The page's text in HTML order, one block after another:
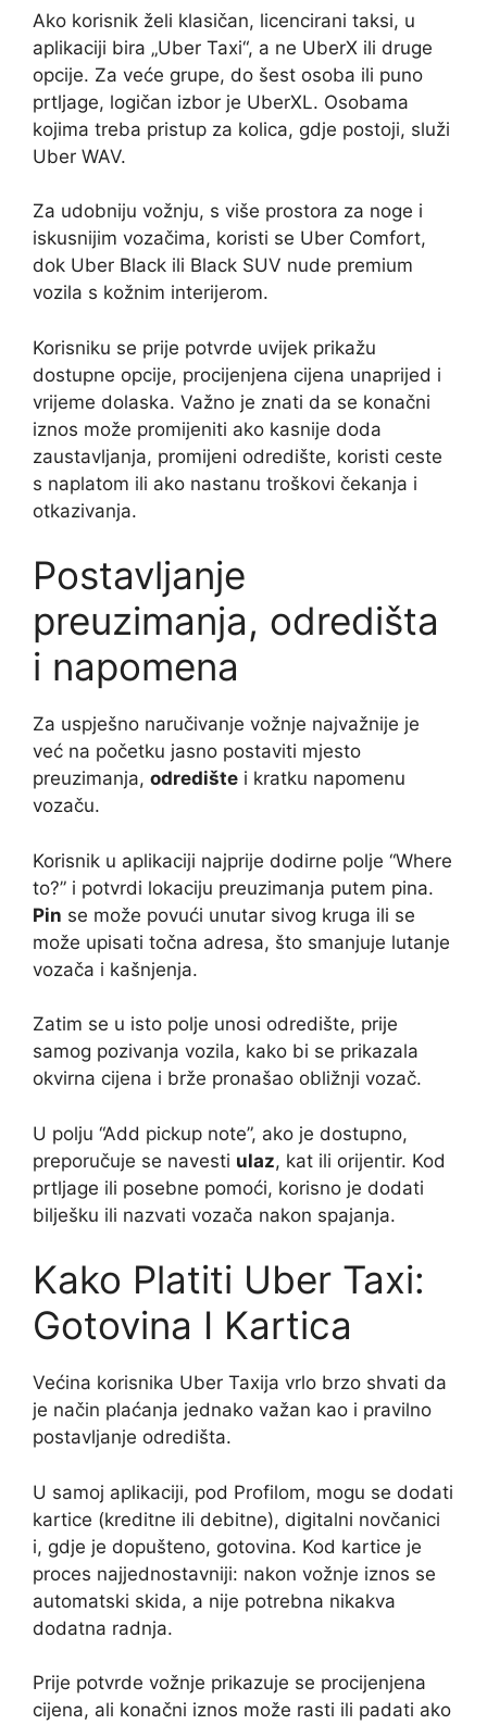
Ako korisnik želi klasičan, licencirani taksi, u
aplikaciji bira „Uber Taxi“, a ne UberX ili druge
opcije. Za veće grupe, do šest osoba ili puno
prtljage, logičan izbor je UberXL. Osobama
kojima treba pristup za kolica, gdje postoji, služi
Uber WAV.
Za udobniju vožnju, s više prostora za noge i
iskusnijim vozačima, koristi se Uber Comfort,
dok Uber Black ili Black SUV nude premium
vozila s kožnim interijerom.
Korisniku se prije potvrde uvijek prikažu
dostupne opcije, procijenjena cijena unaprijed i
vrijeme dolaska. Važno je znati da se konačni
iznos može promijeniti ako kasnije doda
zaustavljanja, promijeni odredište, koristi ceste
s naplatom ili ako nastanu troškovi čekanja i
otkazivanja.
Postavljanje
preuzimanja, odredišta
i napomena
Za uspješno naručivanje vožnje najvažnije je
već na početku jasno postaviti mjesto
preuzimanja, odredište i kratku napomenu
vozaču.
Korisnik u aplikaciji najprije dodirne polje “Where
to?” i potvrdi lokaciju preuzimanja putem pina.
Pin se može povući unutar sivog kruga ili se
može upisati točna adresa, što smanjuje lutanje
vozača i kašnjenja.
Zatim se u isto polje unosi odredište, prije
samog pozivanja vozila, kako bi se prikazala
okvirna cijena i brže pronašao obližnji vozač.
U polju “Add pickup note”, ako je dostupno,
preporučuje se navesti ulaz, kat ili orijentir. Kod
prtljage ili posebne pomoći, korisno je dodati
bilješku ili nazvati vozača nakon spajanja.
Kako Platiti Uber Taxi:
Gotovina I Kartica
Većina korisnika Uber Taxija vrlo brzo shvati da
je način plaćanja jednako važan kao i pravilno
postavljanje odredišta.
U samoj aplikaciji, pod Profilom, mogu se dodati
kartice (kreditne ili debitne), digitalni novčanici
i, gdje je dopušteno, gotovina. Kod kartice je
proces najjednostavniji: nakon vožnje iznos se
automatski skida, a nije potrebna nikakva
dodatna radnja.
Prije potvrde vožnje prikazuje se procijenjena
cijena, ali konačni iznos može rasti ili padati ako